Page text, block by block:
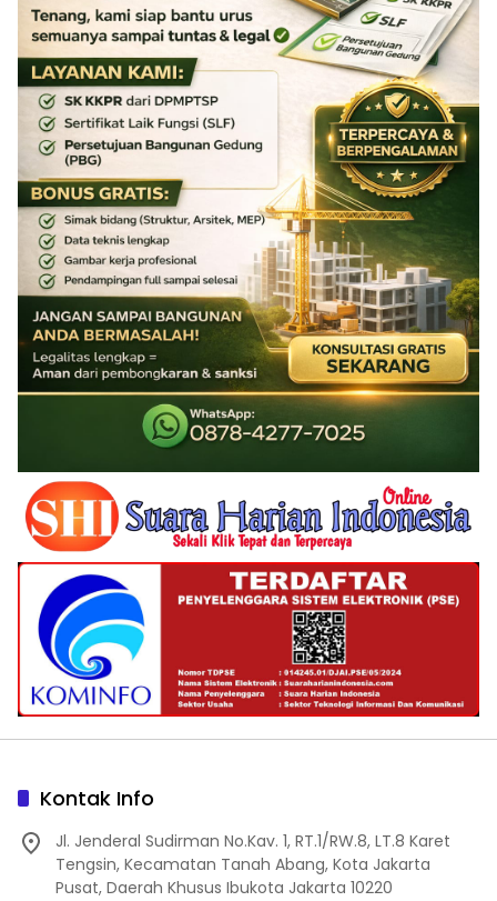
Kontak Info
Jl. Jenderal Sudirman No.Kav. 1, RT.1/RW.8, LT.8 Karet
Tengsin, Kecamatan Tanah Abang, Kota Jakarta
Pusat, Daerah Khusus Ibukota Jakarta 10220